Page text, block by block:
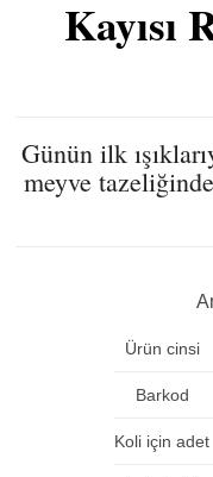
Kayısı
Günün ilk
meyve
Ürün cinsi
Barkod
Koli için adet